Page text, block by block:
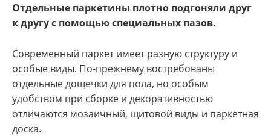
Отдельные паркетины плотно подгоняли друг
к другу с помощью специальных пазов.
Современный паркет имеет разную структуру и
особые виды. По-прежнему востребованы
отдельные дощечки для пола, но особым
удобством при сборке и декоративностью
отличаются мозаичный, щитовой виды и паркетная
доска.